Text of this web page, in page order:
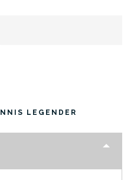
LEGENDER